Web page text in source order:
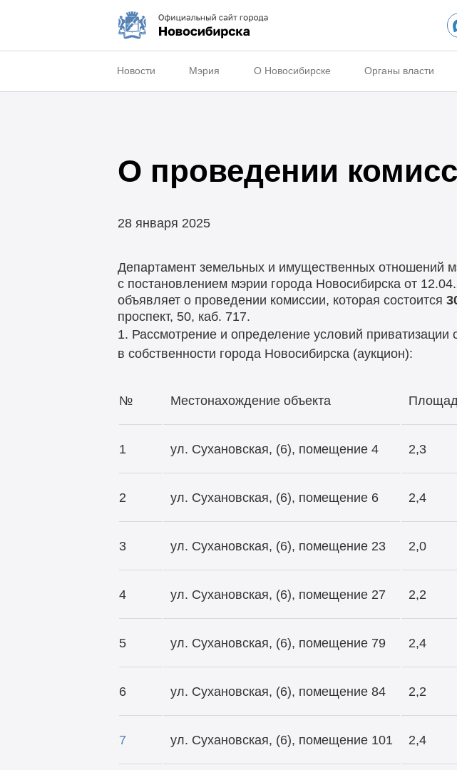
Новости Мэрия О Новосибирске Органы власти
О проведении
28 января 2025
Департамент земельных и имущественных отношений
с постановлением мэрии города Новосибирска от
объявляет о проведении комиссии, которая состоится
проспект, 50, каб. 717.
1. Рассмотрение и определение условий
в собственности города Новосибирска (аукцион):
№ Местонахождение объекта
1 ул. Сухановская, (6), помещение 4 2,3
2 ул. Сухановская, (6), помещение 6 2,4
3 ул. Сухановская, (6), помещение 23 2,0
4 ул. Сухановская, (6), помещение 27 2,2
5 ул. Сухановская, (6), помещение 79 2,4
6 ул. Сухановская, (6), помещение 84 2,2
7 ул. Сухановская, (6), помещение 101 2,4